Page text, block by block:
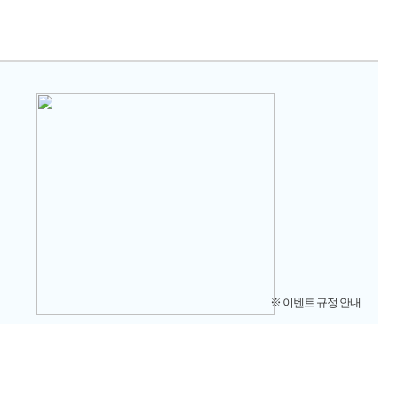
※ 이벤트 규정 안내